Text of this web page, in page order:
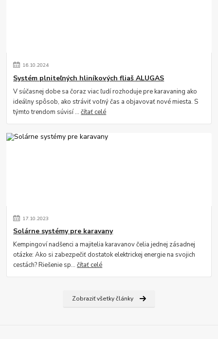
16.10.2024
Systém plniteľných hliníkových fliaš ALUGAS
V súčasnej dobe sa čoraz viac ľudí rozhoduje pre karavaning ako
ideálny spôsob, ako stráviť voľný čas a objavovať nové miesta. S
týmto trendom súvisí ...čítať celé
17.10.2023
Solárne systémy pre karavany
Kempingoví nadšenci a majitelia karavanov čelia jednej zásadnej
otázke: Ako si zabezpečiť dostatok elektrickej energie na svojich
cestách? Riešenie sp...čítať celé
Zobraziť všetky články